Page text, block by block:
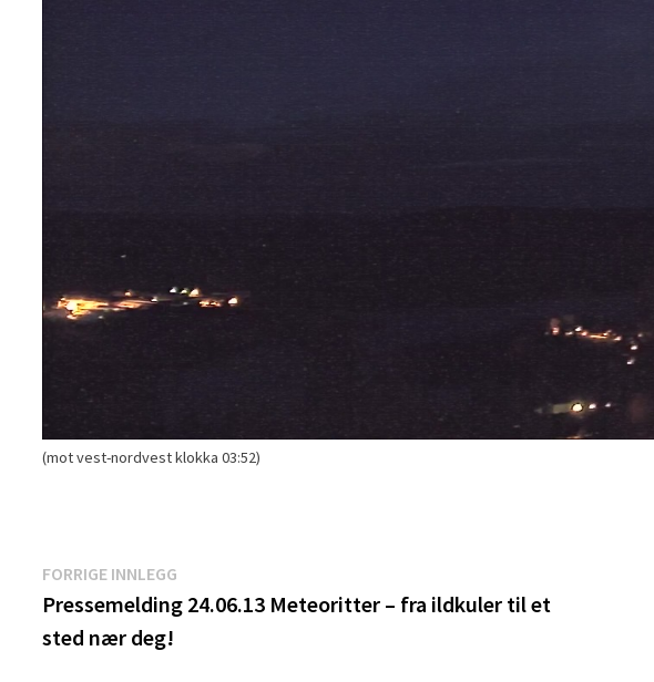
(mot vest-nordvest klokka 03:52)
Innleggsnavigasjon
FORRIGE INNLEGG
innlegg:
Pressemelding 24.06.13 Meteoritter – fra ildkuler til et
sted nær deg!